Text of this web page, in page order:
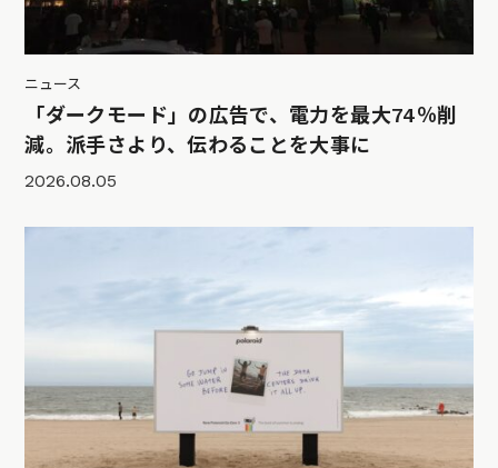
ニュース
「ダークモード」の広告で、電力を最大74％削
減。派手さより、伝わることを大事に
2026.08.05